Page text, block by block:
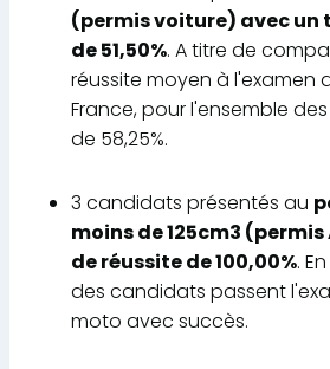
(permis voiture) avec un
de 51,50%. A titre de
réussite moyen à l'examen
France, pour l'ensemble
de 58,25%.
3 candidats présentés au
moins de 125cm3
de réussite de 100,00%.
des candidats passent
moto avec succès.